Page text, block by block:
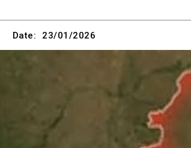
Date: 23/01/2026